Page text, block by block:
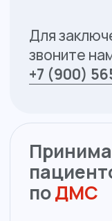
На сегодняшний
«Хорошая
частной медицины.
Прием ведут
хорошему оснащению
пациентам разные
рентген, УЗИ,
диагностика,
В кабинетах
оборудование,
диагноз уже во время